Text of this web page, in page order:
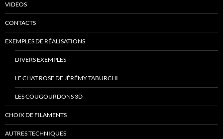
VIDEOS
CONTACTS
EXEMPLES DE RÉALISATIONS
DIVERS EXEMPLES
LE CHAT ROSE DE JÉRÉMY TABURCHI
LES COUGOURDONS 3D
CHOIX DE FILAMENTS
AUTRES TECHNIQUES